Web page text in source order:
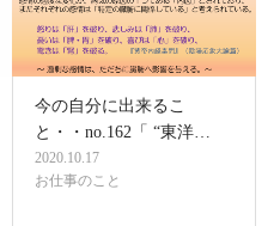
今の自分に出来るこ
と・・no.162「 “東洋…
2020.10.17
お仕事のこと